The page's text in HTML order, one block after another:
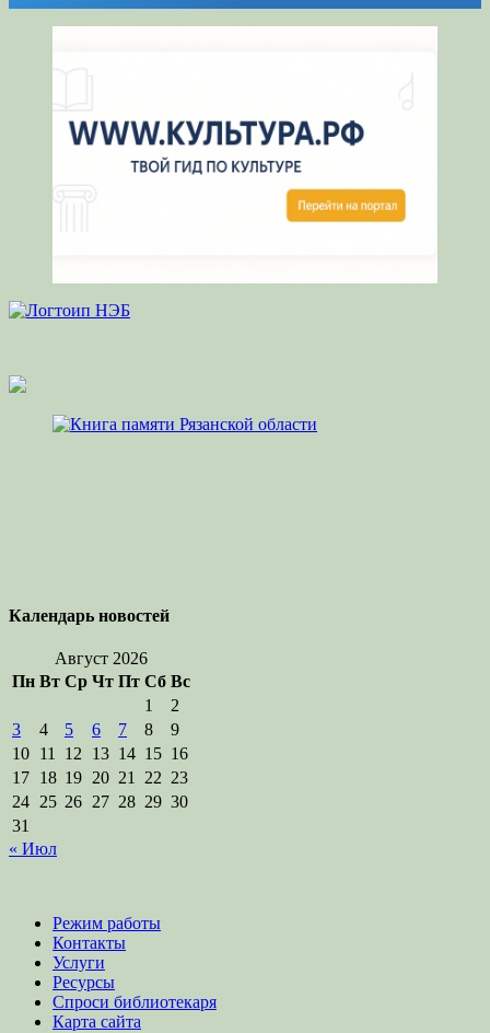
Календарь новостей
Август 2026
Пн Вт Ср Чт Пт Сб Вс
1
2
3
4 5 6 7 8
9
10 11 12 13 14 15 16
17 18 19 20 21 22 23
24 25 26 27 28 29 30
31
« Июл
Режим работы
Контакты
Услуги
Ресурсы
Спроси библиотекаря
Карта сайта